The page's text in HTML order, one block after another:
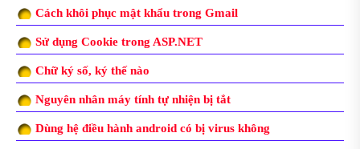
Cách khôi phục mật khẩu trong Gmail
Sử dụng Cookie trong ASP.NET
Chữ ký số, ký thế nào
Nguyên nhân máy tính tự nhiện bị tắt
Dùng hệ điều hành android có bị virus không